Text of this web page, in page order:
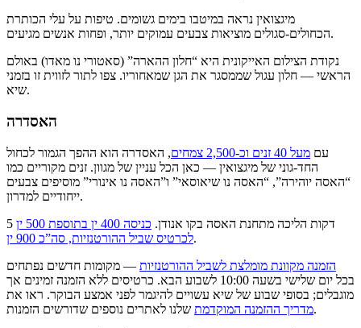
מיגצואין נראה במיטבו בימים גשומים. טיפות על עלי הכותרת
הכחולים-סגולים מוציאות צבעים עמוקים יותר, ופחות אנשים מגיעים.
נקודת הצילום האייקונית היא “חלון ההארה” (סאטורי נו מאדו) באולם
הראשי — חלון עגול שממסגר את הגן שמאחוריו. צפו לתור לזווית זו בזמני
שיא.
האסדרה
עם מעל 40 זנים וכ-2,500 צמחים
, האסדרה הוא ההפך הגמור לכחול
החד-גוני של מיגצואין — כאן הכל עניין של מגוון. זנים מקוריים כמו
“האסה יוהירה”, “האסה נו שיאוסאי” ו”האסה נו אינורי” מוסיפים צבעים
ייחודיים למדרון.
5 דקות הליכה מתחנת האסה בקו אנודן.
כניסה 400 ין בתוספת 500 ין
לכרטיס שביל ההורטנזיות, סה”כ 900 ין.
הזמנה מקוונת מומלצת לשביל ההורטנזיות — מקומות חדשים נפתחים
בכל יום שלישי בשעה 10:00 לשבוע הבא. כרטיסים ללא הזמנה זמינים אך
מוגבלים; בסופי שבוע של שיא עשויים להיגמר לפני אמצע הבוקר. ראו את
מדריך ההזמנה המוקדמתשלנו לאתרים נוספים שדורשים הזמנות.